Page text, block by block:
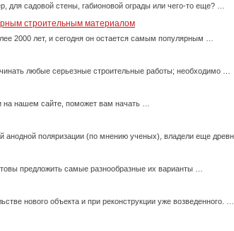
садовой стены, габионовой ограды или чего-то еще? …
строительным материалом
2000 лет, и сегодня он остается самым популярным …
любые серьезные строительные работы; необходимо …
на нашем сайте, поможет вам начать …
анодной поляризации (по мнению ученых), владели еще
предложить самые разнообразные их варианты …
нового объекта и при реконструкции уже возведенного. …